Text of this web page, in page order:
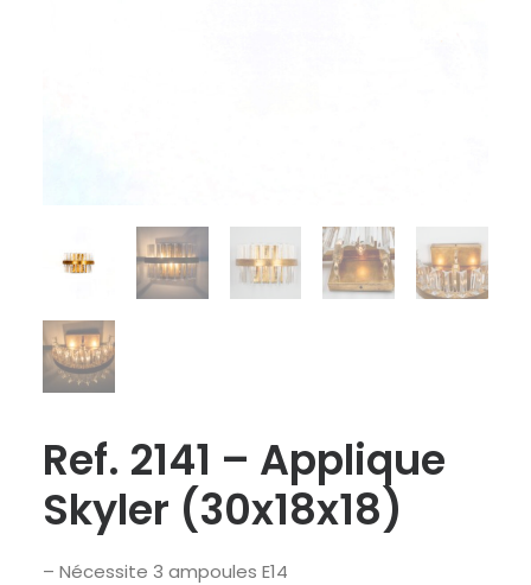
Ref. 2141 – Applique
Skyler (30x18x18)
– Nécessite 3 ampoules E14